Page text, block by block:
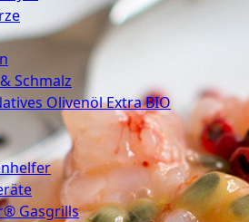
Schmalz
Olivenöl Extra BIO
Gasgrills